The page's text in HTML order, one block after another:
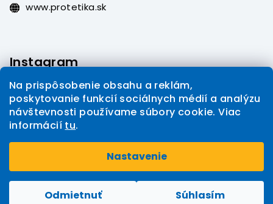
Na prispôsobenie obsahu a reklám,
poskytovanie funkcií sociálnych médií a analýzu
návštevnosti používame súbory cookie. Viac
informácií tu.
Nastavenie
Odmietnuť Súhlasím
www.protetika.sk
Instagram
Sledovať na Instagrame
Upraviť nastavenie cookies